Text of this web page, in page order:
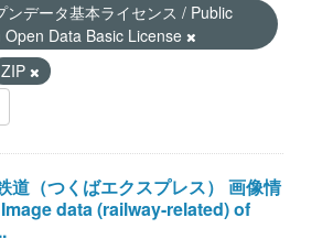
ンデータ基本ライセンス / Public
Data Basic License
ZIP
道（つくばエクスプレス） 画像情
data (railway-related) of